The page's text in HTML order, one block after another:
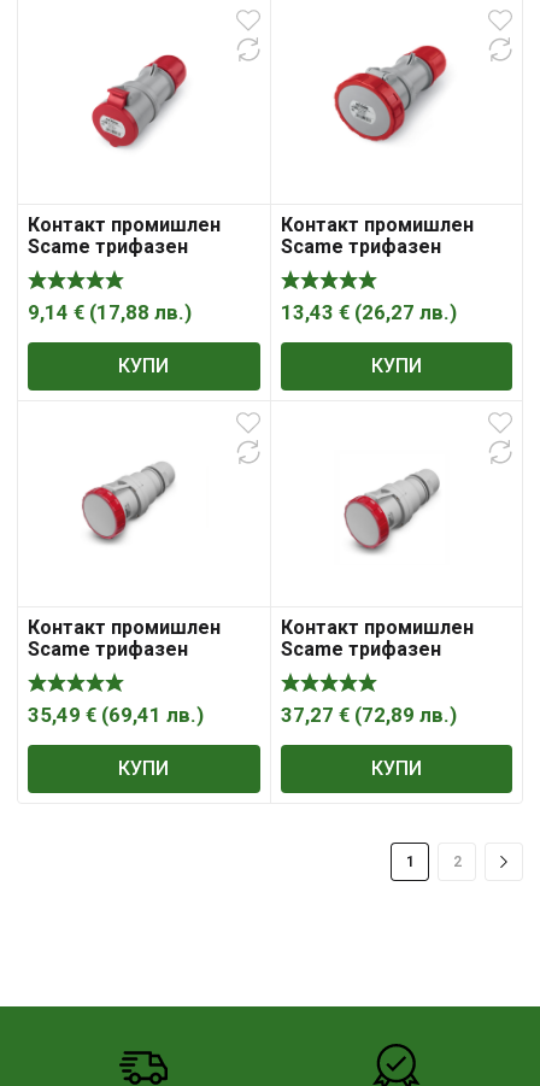
Контакт промишлен
Scame трифазен
противовлажен
мобилен 32A, 3P+ N+ E,
44IP, червен Optima
9,14 € (17,88 лв.)
КУПИ
Контакт промишлен
Scame трифазен
противовлажен
мобилен 32A, 3P+ N+ E,
67IP, червен
13,43 € (26,27 лв.)
КУПИ
Контакт промишлен
Scame трифазен
противовлажен
мобилен 63A, 3P+ E,
67IP, червен, IEC309
35,49 € (69,41 лв.)
КУПИ
Контакт промишлен
Scame трифазен
противовлажен
мобилен 63A, 3P+ N+ E,
67IP, червен, Optima
37,27 € (72,89 лв.)
КУПИ
1 2